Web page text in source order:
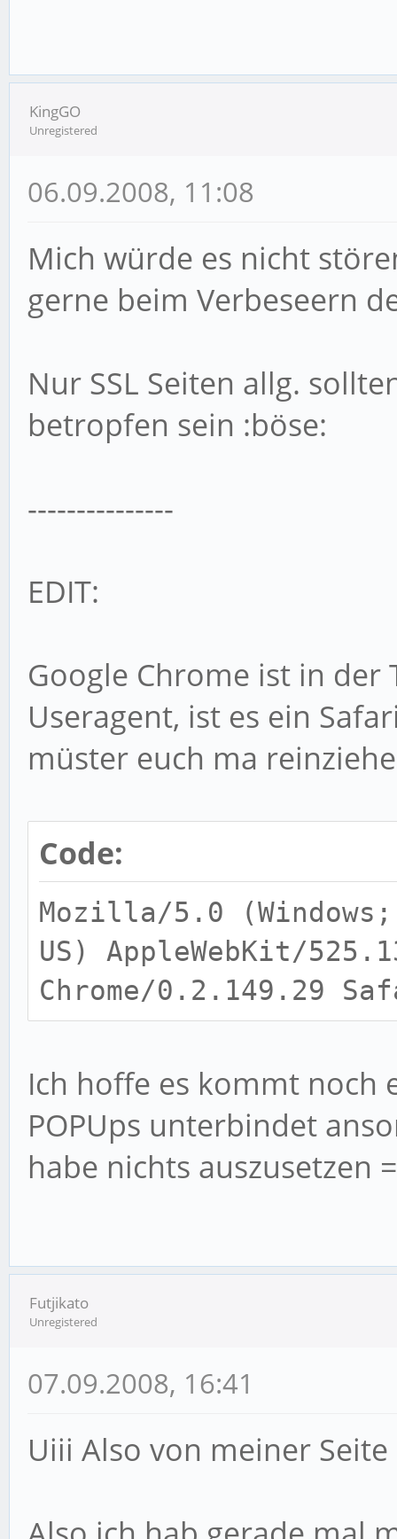
KingGO
Unregistered
06.09.2008, 11:08
Mich würde es nicht
gerne beim Verbeseern
Nur SSL Seiten allg.
betropfen sein :böse:
---------------
EDIT:
Google Chrome ist in der
Useragent, ist es ein
müster euch ma
Code:
Mozilla/5.0
US) AppleWebKit/
Chrome/0.2.149.29
Ich hoffe es kommt noch
POPUps unterbindet
habe nichts auszusetzen
Futjikato
Unregistered
07.09.2008, 16:41
Uiii Also von meiner